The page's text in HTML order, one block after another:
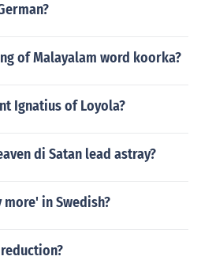
of Malayalam word koorka?
Ignatius of Loyola?
di Satan lead astray?
in Swedish?